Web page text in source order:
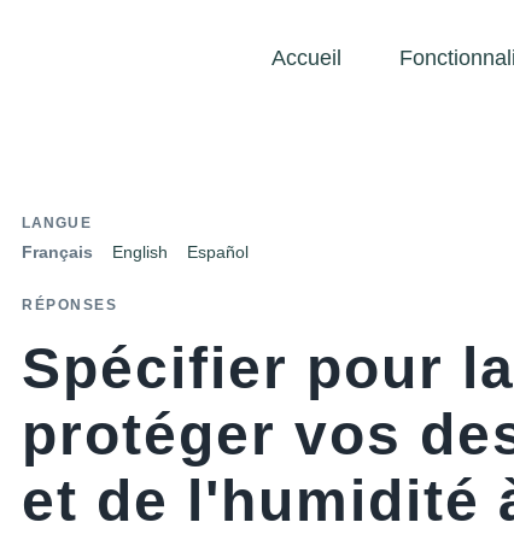
Accueil
LANGUE
Français English Español
RÉPONSES
Spécifier pour
protéger vos
et de l'humidité